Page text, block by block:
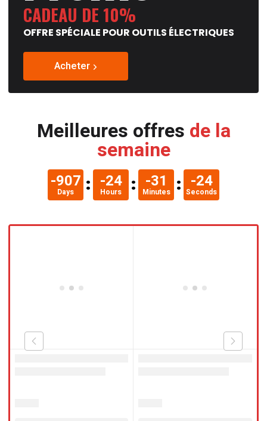
CADEAU DE 10%
OFFRE SPÉCIALE POUR OUTILS ÉLECTRIQUES
Acheter
Meilleures offres de la
semaine
-899
Days
-16
Hours
-31
Minutes
-25
Seconds